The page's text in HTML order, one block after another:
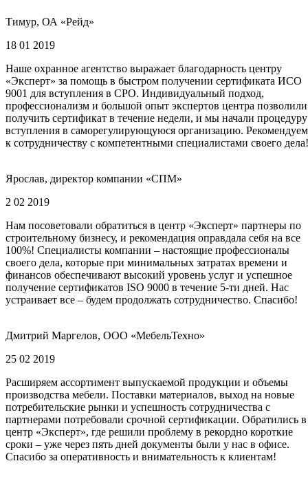
Тимур, ОА «Рейд»
18 01 2019
Наше охранное агентство выражает благодарность центру
«Эксперт» за помощь в быстром получении сертификата ИСО
9001 для вступления в СРО. Индивидуальный подход,
профессионализм и большой опыт экспертов центра позволили
получить сертификат в течение недели, и мы начали процедуру
вступления в саморегулирующуюся организацию. Рекомендуем
к сотрудничеству с компетентными специалистами своего дела!
Ярослав, директор компании «СПМ»
2 02 2019
Нам посоветовали обратиться в центр «Эксперт» партнеры по
строительному бизнесу, и рекомендация оправдала себя на все
100%! Специалисты компании – настоящие профессионалы
своего дела, которые при минимальных затратах времени и
финансов обеспечивают высокий уровень услуг и успешное
получение сертификатов ISO 9000 в течение 5-ти дней. Нас
устраивает все – будем продолжать сотрудничество. Спасибо!
Дмитрий Маргелов, ООО «МебельТехно»
25 02 2019
Расширяем ассортимент выпускаемой продукции и объемы
производства мебели. Поставки материалов, выход на новые
потребительские рынки и успешность сотрудничества с
партнерами потребовали срочной сертификации. Обратились в
центр «Эксперт», где решили проблему в рекордно короткие
сроки – уже через пять дней документы были у нас в офисе.
Спасибо за оперативность и внимательность к клиентам!